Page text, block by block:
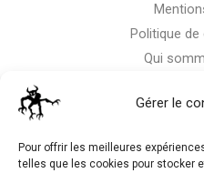
Gérer le
Pour offrir les meilleures
telles que les cookies pour stocker
Politique de
Qui